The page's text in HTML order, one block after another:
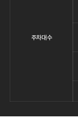
주차대수